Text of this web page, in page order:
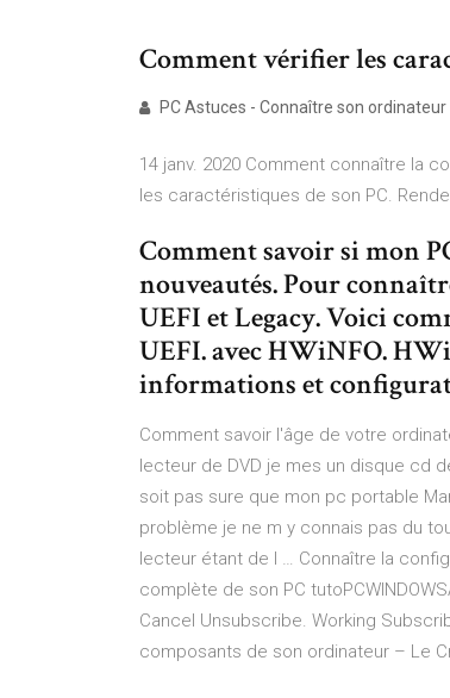
Comment vérifier les
PC Astuces - Connaître son ordinateur
14 janv. 2020 Comment connaître la
les caractéristiques de son PC.
Comment savoir si mon
nouveautés. Pour
UEFI et Legacy. Voici
UEFI. avec HWiNFO.
informations et
Comment savoir l'âge de votre
lecteur de DVD je mes un disque cd
soit pas sure que mon pc portable
problème je ne m y connais pas du
lecteur étant de l … Connaître la
complète de son PC
Cancel Unsubscribe. Working
composants de son ordinateur – Le